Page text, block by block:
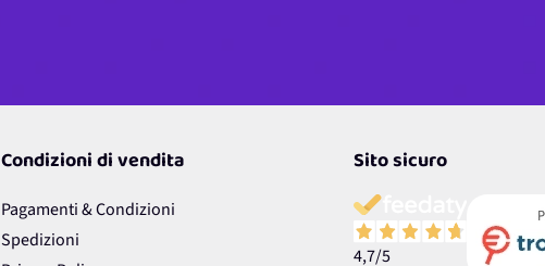
Condizioni di vendita
Pagamenti & Condizioni
Spedizioni
Sito sicuro
4,7/5